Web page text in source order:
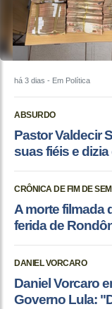
há 3 dias - Em Política
ABSURDO
Pastor Valdecir
suas fiéis e
CRÔNICA DE FIM DE
A morte filmada
ferida de
DANIEL VORCARO
Daniel Vorcaro
Governo Lula: